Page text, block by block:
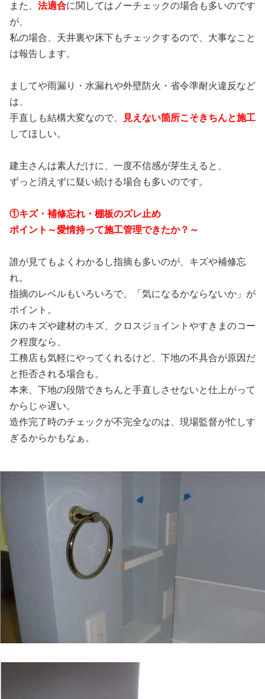
また、 法適合に関してはノーチェックの場合も多いのです
が、
私の場合、天井裏や床下もチェックするので、大事なこと
は報告します。
ましてや雨漏り・水漏れや外壁防火・省令準耐火違反など
は、
手直しも結構大変なので、
見えない箇所こそきちんと施工
してほしい。
建主さんは素人だけに、一度不信感が芽生えると、
ずっと消えずに疑い続ける場合も多いのです。
①キズ・補修忘れ・棚板のズレ止め
ポイント～愛情持って施工管理できたか？～
誰が見てもよくわかるし指摘も多いのが、キズや補修忘
れ。
指摘のレベルもいろいろで、「気になるかならないか」が
ポイント。
床のキズや建材のキズ、クロスジョイントやすきまのコー
ク程度なら、
工務店も気軽にやってくれるけど、下地の不具合が原因だ
と拒否される場合も。
本来、下地の段階できちんと手直しさせないと仕上がって
からじゃ遅い。
造作完了時のチェックが不完全なのは、現場監督が忙しす
ぎるからかもなぁ。